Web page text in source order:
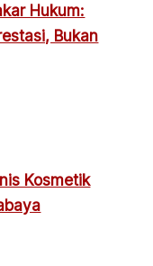
Hukum:
Bukan
Kosmetik